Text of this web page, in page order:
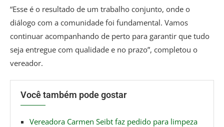
“Esse é o resultado de um trabalho conjunto, onde o
diálogo com a comunidade foi fundamental. Vamos
continuar acompanhando de perto para garantir que tudo
seja entregue com qualidade e no prazo”, completou o
vereador.
Você também pode gostar
Vereadora Carmen Seibt faz pedido para limpeza